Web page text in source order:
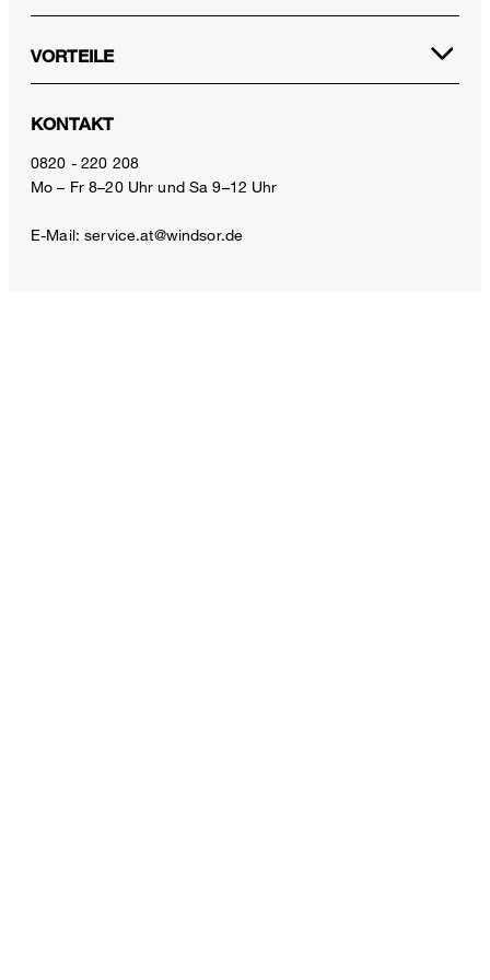
VORTEILE
KONTAKT
0820 - 220 208
Mo – Fr 8–20 Uhr und Sa 9–12 Uhr
E-Mail:service.at@windsor.de